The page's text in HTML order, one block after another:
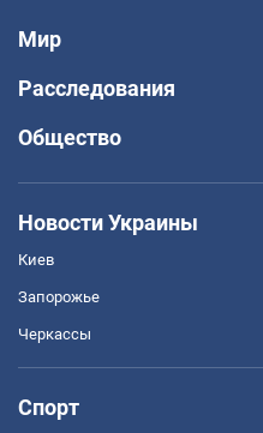
Мир
Расследования
Общество
Новости Украины
Киев
Запорожье
Черкассы
Спорт